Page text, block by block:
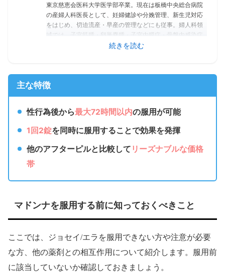
東京慈恵会医科大学医学部卒業。現在は板橋中央総合病院
の産婦人科医長として、妊婦健診や分娩管理、新生児対応
をはじめ、切迫流産・早産の管理などにも従事。婦人科領
域では、子宮筋腫・卵巣嚢腫・子宮内膜症・骨盤内感染症
などの良性疾患から、子宮癌・卵巣癌に対する手術および
スに関連する女性特有の不調についても積極的に診療して
いる。日本産科婦人科学会専門医として、日々多くの女性
続きを読む
主な特徴
性行為後から最大72時間以内の服用が可能
1回2錠を同時に服用することで効果を発揮
他のアフターピルと比較して リーズナブルな価格
帯
マドンナを服用する前に知っておくべきこと
ここでは、ジョセイ/エラを服用できない方や注意が必要
な方、他の薬剤との相互作用について紹介します。服用前
に該当していないか確認しておきましょう。